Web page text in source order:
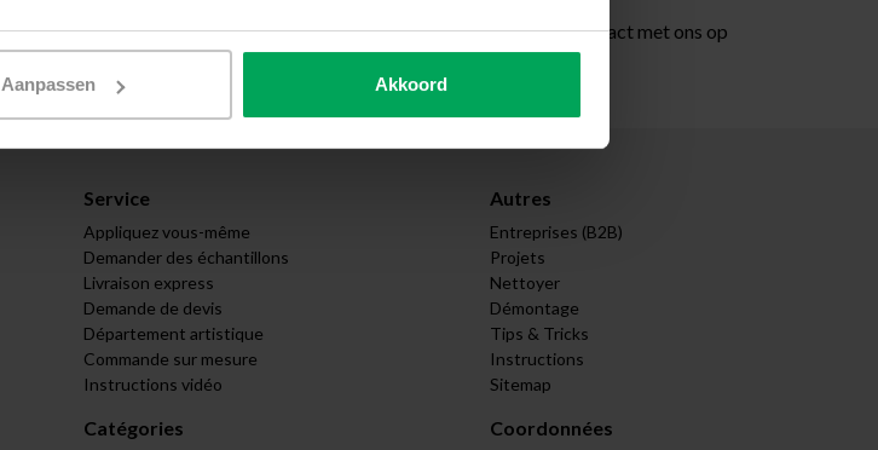
Aanpassen Akkoord
Informations additionnelles?Neem contact met ons op
Service
Appliquez vous-même
Demander des échantillons
Livraison express
Demande de devis
Département artistique
Commande sur mesure
Instructions vidéo
Autres
Entreprises (B2B)
Projets
Nettoyer
Démontage
Tips & Tricks
Instructions
Sitemap
Catégories Coordonnées